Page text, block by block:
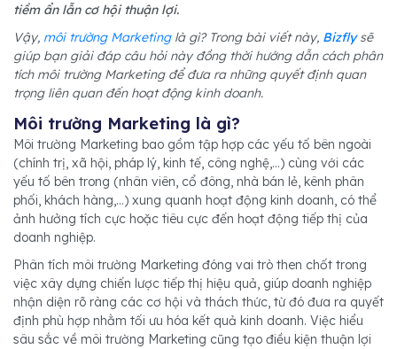
tiềm ẩn lẫn cơ hội thuận lợi.
Vậy, môi trường Marketinglà gì? Trong bài viết này, Bizflysẽ
giúp bạn giải đáp câu hỏi này đồng thời hướng dẫn cách phân
tích môi trường Marketing để đưa ra những quyết định quan
trọng liên quan đến hoạt động kinh doanh.
Môi trường Marketing là gì?
Môi trường Marketing bao gồm tập hợp các yếu tố bên ngoài
(chính trị, xã hội, pháp lý, kinh tế, công nghệ,...) cùng với các
yếu tố bên trong (nhân viên, cổ đông, nhà bán lẻ, kênh phân
phối, khách hàng,...) xung quanh hoạt động kinh doanh, có thể
ảnh hưởng tích cực hoặc tiêu cực đến hoạt động tiếp thị của
doanh nghiệp.
Phân tích môi trường Marketing đóng vai trò then chốt trong
việc xây dựng chiến lược tiếp thị hiệu quả, giúp doanh nghiệp
nhận diện rõ ràng các cơ hội và thách thức, từ đó đưa ra quyết
định phù hợp nhằm tối ưu hóa kết quả kinh doanh. Việc hiểu
sâu sắc về môi trường Marketing cũng tạo điều kiện thuận lợi